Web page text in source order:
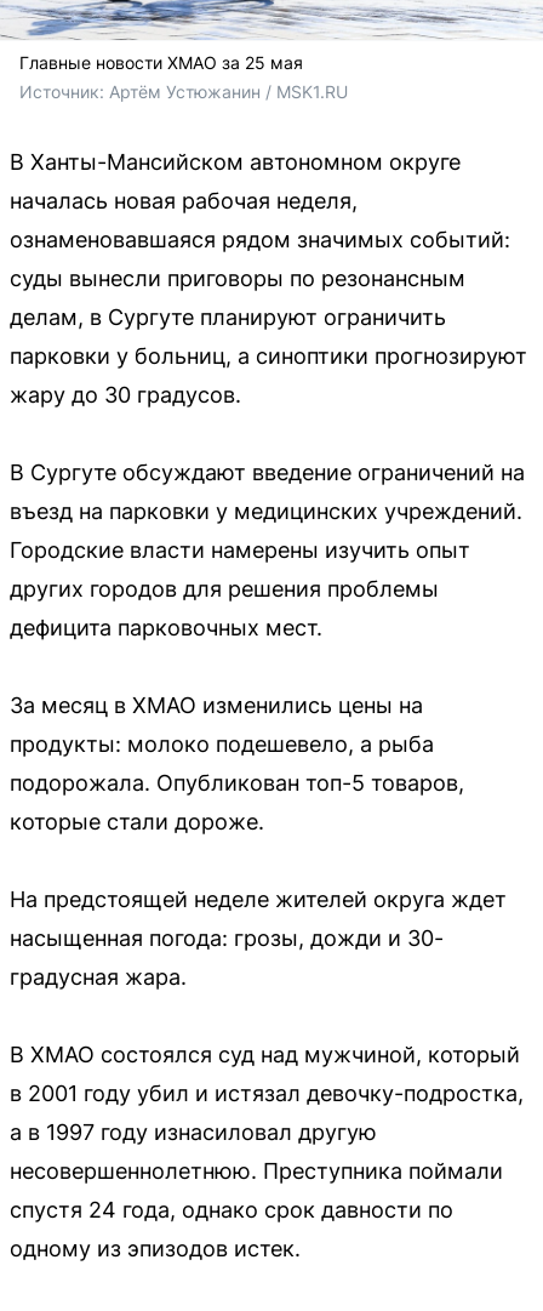
Главные новости ХМАО за 25 мая
Источник: Артём Устюжанин / MSK1.RU
В Ханты-Мансийском автономном округе
началась новая рабочая неделя,
ознаменовавшаяся рядом значимых событий:
суды вынесли приговоры по резонансным
делам, в Сургуте планируют ограничить
парковки у больниц, а синоптики прогнозируют
жару до 30 градусов.
В Сургуте обсуждают введение ограничений на
въезд на парковки у медицинских учреждений.
Городские власти намерены изучить опыт
других городов для решения проблемы
дефицита парковочных мест.
За месяц в ХМАО изменились цены на
продукты: молоко подешевело, а рыба
подорожала. Опубликован топ-5 товаров,
которые стали дороже.
На предстоящей неделе жителей округа ждет
насыщенная погода: грозы, дожди и 30-
градусная жара.
В ХМАО состоялся суд над мужчиной, который
в 2001 году убил и истязал девочку-подростка,
а в 1997 году изнасиловал другую
несовершеннолетнюю. Преступника поймали
спустя 24 года, однако срок давности по
одному из эпизодов истек.